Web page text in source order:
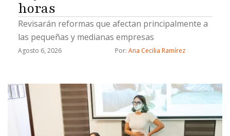
horas
Revisarán reformas que afectan principalmente a
las pequeñas y medianas empresas
Agosto 6, 2026 Por: Ana Cecilia Ramírez